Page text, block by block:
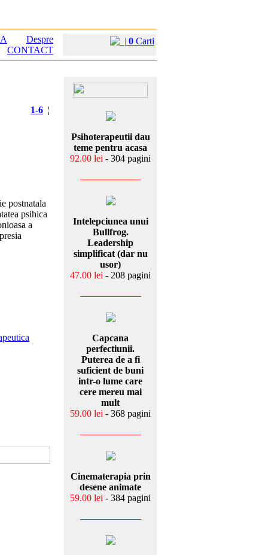
Despre
CONTACT
| 0 Carti
1-6 ¦
postnatala
psihica
a
Psihoterapeutii dau
teme pentru acasa
92.00 lei - 304 pagini
Intelepciunea unui
Bullfrog.
Leadership
simplificat (dar nu
usor)
47.00 lei - 208 pagini
Capcana
perfectiunii.
Puterea de a fi
suficient de buni
intr-o lume care
cere mereu mai
mult
59.00 lei - 368 pagini
Cinematerapia prin
desene animate
59.00 lei - 384 pagini